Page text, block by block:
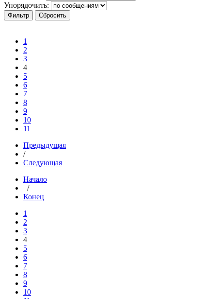
Упорядочить:
1
2
3
4
5
6
7
8
9
10
11
Предыдущая
/
Следующая
Начало
/
Конец
1
2
3
4
5
6
7
8
9
10